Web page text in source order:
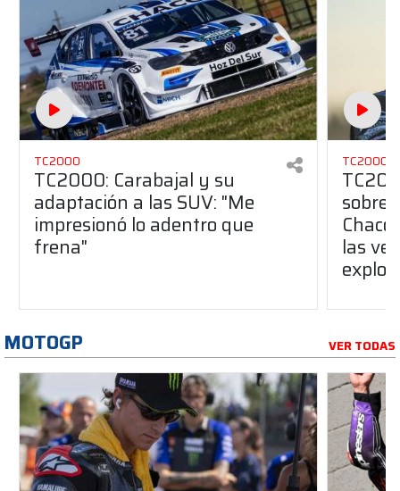
TC2000
TC2000: Carabajal y su
adaptación a las SUV: "Me
impresionó lo adentro que
frena"
TC2000
sobre
las
MOTOGP VER TODAS